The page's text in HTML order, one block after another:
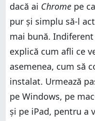
dacă ai Chrome pe
pur și simplu să-l
mai bună.
explică cum afli ce
asemenea, cum să
instalat. Urmează
pe Windows, pe
și pe iPad, pentru a